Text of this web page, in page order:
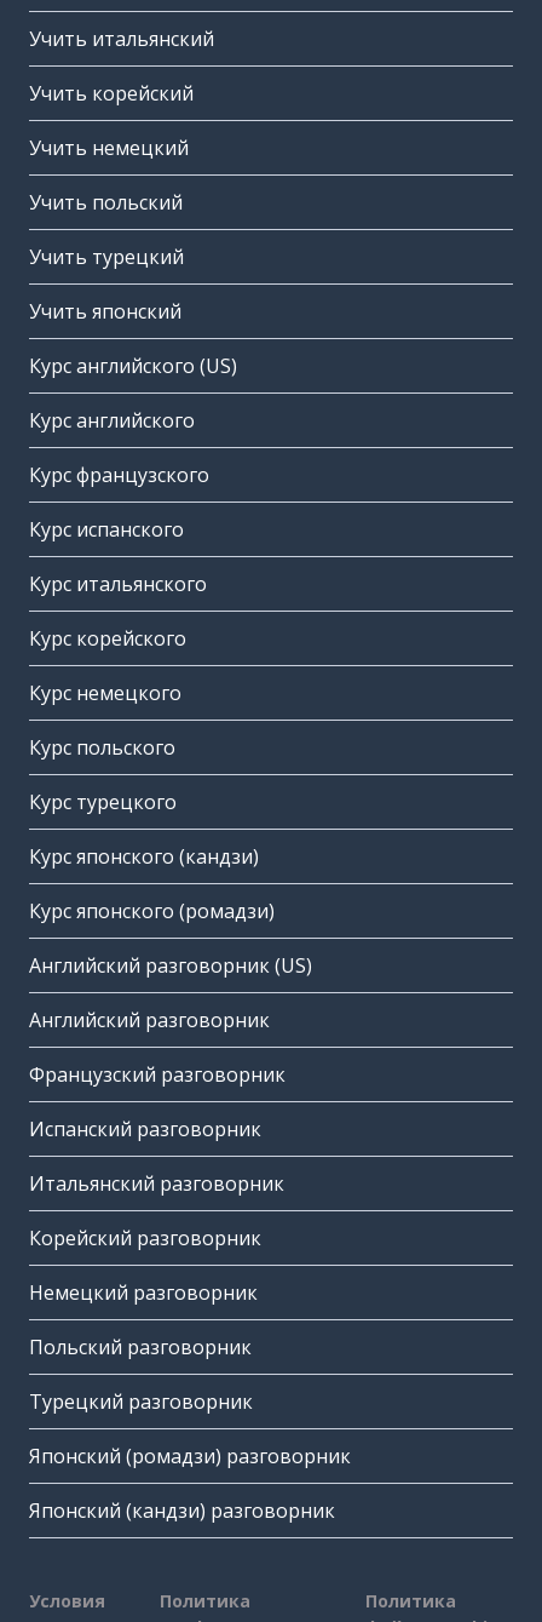
Учить итальянский
Учить корейский
Учить немецкий
Учить польский
Учить турецкий
Учить японский
Курс английского (US)
Курс английского
Курс французского
Курс испанского
Курс итальянского
Курс корейского
Курс немецкого
Курс польского
Курс турецкого
Курс японского (кандзи)
Курс японского (ромадзи)
Английский разговорник (US)
Английский разговорник
Французский разговорник
Испанский разговорник
Итальянский разговорник
Корейский разговорник
Немецкий разговорник
Польский разговорник
Турецкий разговорник
Японский (ромадзи) разговорник
Японский (кандзи) разговорник
Условия
Политика
Политика